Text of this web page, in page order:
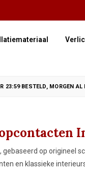
23:59 BESTELD, MORGEN
op origineel
en klassieke